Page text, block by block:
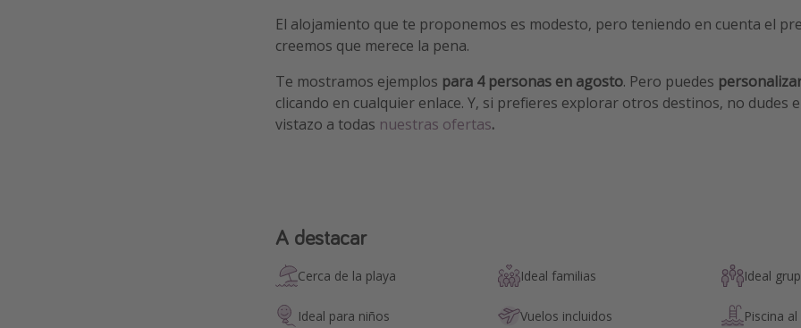
El alojamiento que te proponemos es modesto, pero teniendo en cuenta el
creemos que merece la pena.
Te mostramos ejemplos para 4 personas en agosto. Pero puedes
clicando en cualquier enlace. Y, si prefieres explorar otros destinos, no dudes
vistazo a todas nuestras ofertas.
A destacar
Cerca de la playa Ideal familias Ideal
Ideal para niños Vuelos incluidos Piscina